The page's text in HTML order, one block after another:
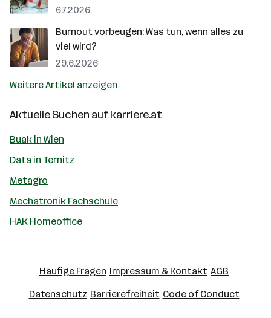
6.7.2026
Burnout vorbeugen: Was tun, wenn alles zu
viel wird?
29.6.2026
Weitere Artikel anzeigen
Aktuelle Suchen aufkarriere.at
Buak in Wien
Data in Ternitz
Metagro
Mechatronik Fachschule
HAK Homeoffice
Häufige Fragen Impressum & Kontakt AGB
Datenschutz Barrierefreiheit Code of Conduct